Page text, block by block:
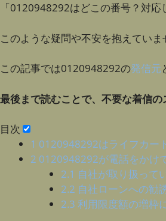
「0120948292はどこの番号？対応
このような疑問や不安を抱えていま
この記事では0120948292の発信元
最後まで読むことで、不要な着信の
目次
1 0120948292はライフカー
2 0120948292が電話をかけ
2.1 自社が取り扱って
2.2 自社ローンへの勧
2.3 利用限度額の増枠